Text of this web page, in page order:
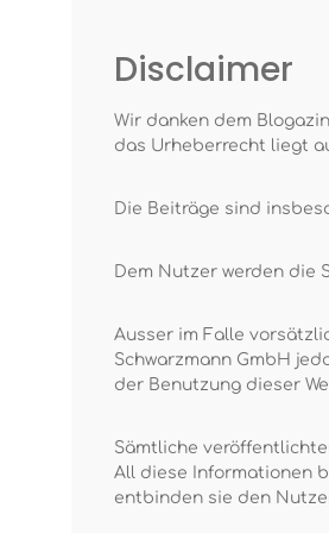
Disclaimer
Wir danken dem
das Urheberrecht liegt
Die Beiträge sind
Dem Nutzer werden die
Ausser im Falle
Schwarzmann GmbH
der Benutzung dieser
Sämtliche
All diese Informationen
entbinden sie den